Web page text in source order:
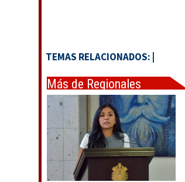
TEMAS RELACIONADOS:
Más de Regionales